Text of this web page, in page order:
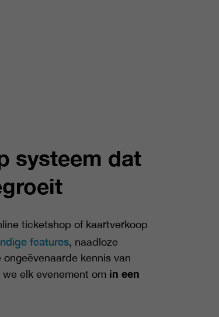
systeem dat
ticketshop of kaartverkoop
features, naadloze
kennis van
elk evenement om in een